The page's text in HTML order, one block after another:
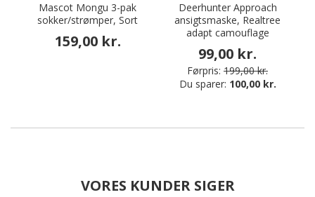
Mascot Mongu 3-pak
sokker/strømper, Sort
159,00 kr.
Deerhunter Approach
ansigtsmaske, Realtree
adapt camouflage
99,00 kr.
Førpris: 199,00 kr.
Du sparer: 100,00 kr.
VORES KUNDER SIGER